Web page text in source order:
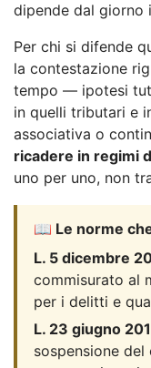
dipende dal giorno
Per chi si difende
la contestazione
tempo — ipotesi
in quelli tributari e
associativa o
ricadere in regimi
uno per uno, non
📖 Le norme
L. 5 dicembre
commisurato al
per i delitti e
L. 23 giugno
sospensione